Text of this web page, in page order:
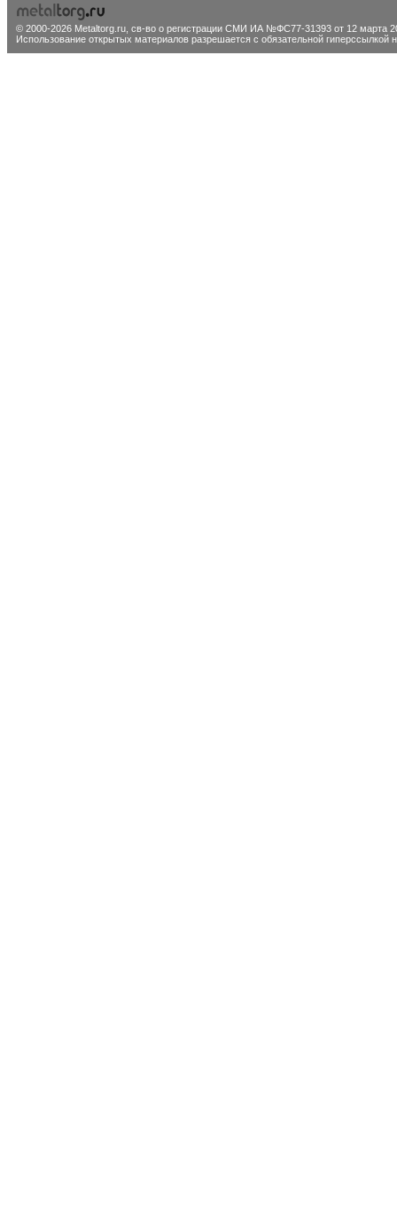
© 2000-2026 Metaltorg.ru, св-во о регистрации СМИ ИА №ФС77-31393 от 12 марта
Использование открытых материалов разрешается с обязательной гиперссылкой